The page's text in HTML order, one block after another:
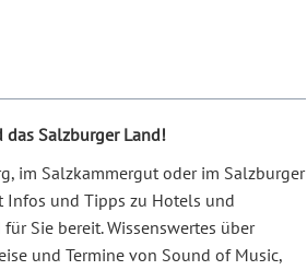
das Salzburger Land!
im Salzkammergut oder im Salzburger
Infos und Tipps zu Hotels und
Sie bereit. Wissenswertes über
und Termine von Sound of Music,